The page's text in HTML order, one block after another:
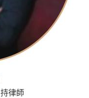
律師